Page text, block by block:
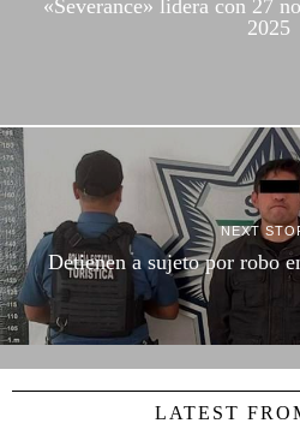
«Severance» lidera con 27
2025
NEXT
Detienen a sujeto por robo
LATEST